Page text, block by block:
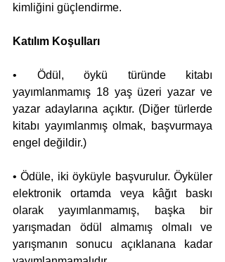
kimliğini güçlendirme.
Katılım Koşulları
• Ödül, öykü türünde kitabı
yayımlanmamış 18 yaş üzeri yazar ve
yazar adaylarına açıktır. (Diğer türlerde
kitabı yayımlanmış olmak, başvurmaya
engel değildir.)
• Ödüle, iki öyküyle başvurulur. Öyküler
elektronik ortamda veya kâğıt baskı
olarak yayımlanmamış, başka bir
yarışmadan ödül almamış olmalı ve
yarışmanın sonucu açıklanana kadar